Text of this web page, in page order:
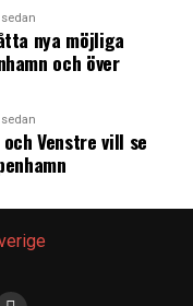
på Grönland,
välfärdsstaten,
vara kärnfrågan
och
och Danmark.
år från det
nya möjliga
och över
Venstre vill se